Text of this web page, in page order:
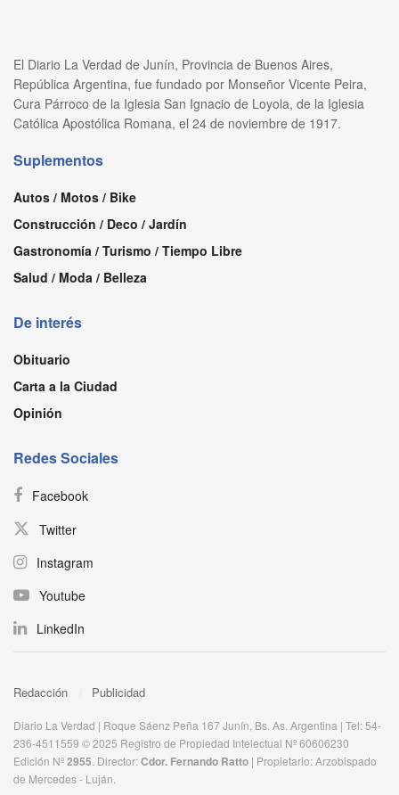
El Diario La Verdad de Junín, Provincia de Buenos Aires,
República Argentina, fue fundado por Monseñor Vicente Peira,
Cura Párroco de la Iglesia San Ignacio de Loyola, de la Iglesia
Católica Apostólica Romana, el 24 de noviembre de 1917.
Suplementos
Autos / Motos / Bike
Construcción / Deco / Jardín
Gastronomía / Turismo / Tiempo Libre
Salud / Moda / Belleza
De interés
Obituario
Carta a la Ciudad
Opinión
Redes Sociales
Facebook
Twitter
Instagram
Youtube
LinkedIn
Redacción Publicidad
Diario La Verdad | Roque Sáenz Peña 167 Junín, Bs. As. Argentina | Tel: 54-
236-4511559 © 2025 Registro de Propiedad Intelectual Nº 60606230
Edición Nº2955 . Director:​Cdor. Fernando Ratto | Propietario:​ Arzobispado
de Mercedes - Luján.